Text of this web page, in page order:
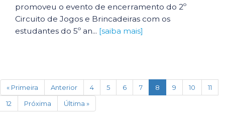
promoveu o evento de encerramento do 2º
Circuito de Jogos e Brincadeiras com os
estudantes do 5º an... [saiba mais]
« Primeira Anterior 4 5 6 7 8 (current)
9 10
11
12
Próxima Última »